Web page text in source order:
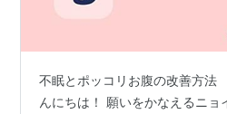
不眠とポッコリお腹の改善方法
んにちは！ 願いをかなえるニョ